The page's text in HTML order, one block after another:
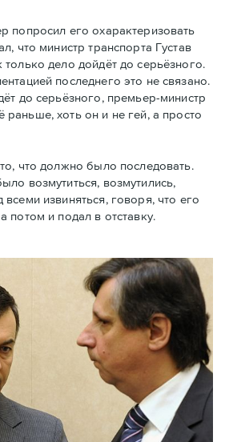
попросил его охарактеризовать
что министр транспорта Густав
дело дойдёт до серьёзного.
последнего это не связано.
до серьёзного, премьер-министр
хоть он и не гей, а просто
что должно было последовать.
возмутиться, возмутились,
извиняться, говоря, что его
потом и подал в отставку.